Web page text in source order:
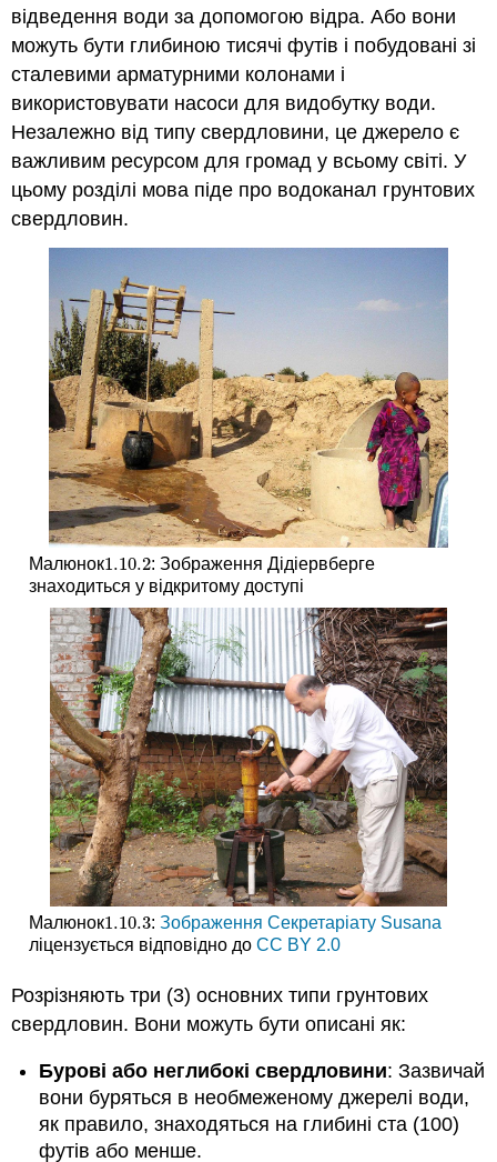
відведення води за допомогою відра. Або вони
можуть бути глибиною тисячі футів і побудовані зі
сталевими арматурними колонами і
використовувати насоси для видобутку води.
Незалежно від типу свердловини, це джерело є
важливим ресурсом для громад у всьому світі. У
цьому розділі мова піде про водоканал грунтових
свердловин.
Малюнок1.10.2
1.10.2: Зображення Дідіервберге
знаходиться у відкритому доступі
Малюнок1.10.3
1.10.3:Зображення Секретаріату Susana
ліцензується відповідно до CC BY 2.0
Розрізняють три (3) основних типи грунтових
свердловин. Вони можуть бути описані як:
Бурові або неглибокі свердловини: Зазвичай
вони буряться в необмеженому джерелі води,
як правило, знаходяться на глибині ста (100)
футів або менше.